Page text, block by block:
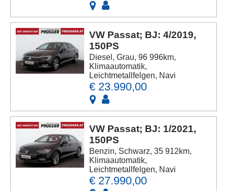
VW Passat; BJ: 4/2019,
150PS
Diesel, Grau, 96 996km,
Klimaautomatik,
Leichtmetallfelgen, Navi
€ 23.990,00
VW Passat; BJ: 1/2021,
150PS
Benzin, Schwarz, 35 912km,
Klimaautomatik,
Leichtmetallfelgen, Navi
€ 27.990,00